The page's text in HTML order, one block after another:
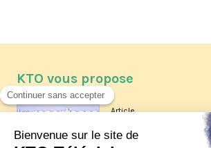
KTO vous propose
Article
Les reportages d'été